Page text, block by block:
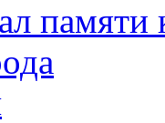
памяти